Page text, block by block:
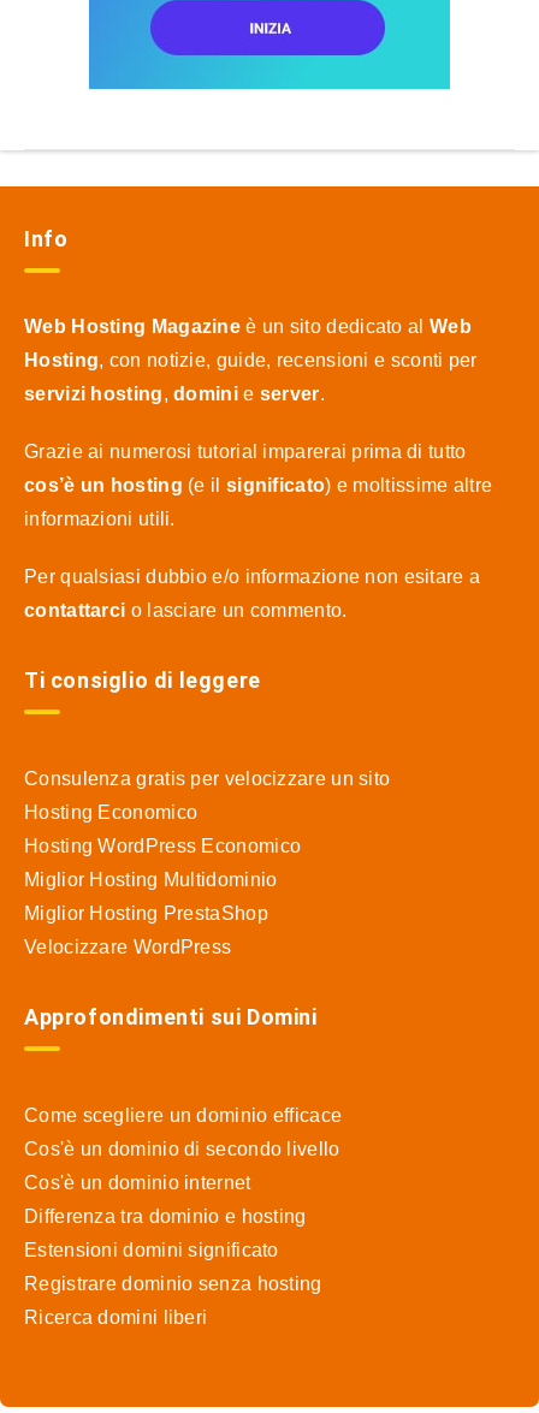
Info
Web Hosting Magazine è un sito dedicato al Web
Hosting, con notizie, guide, recensioni e sconti per
servizi hosting,dominie server.
Grazie ai numerosi tutorial imparerai prima di tutto
cos’è un hosting (e il significato) e moltissime altre
informazioni utili.
Per qualsiasi dubbio e/o informazione non esitare a
contattarci o lasciare un commento.
Ti consiglio di leggere
Consulenza gratis per velocizzare un sito
Hosting Economico
Hosting WordPress Economico
Miglior Hosting Multidominio
Miglior Hosting PrestaShop
Velocizzare WordPress
Approfondimenti sui Domini
Come scegliere un dominio efficace
Cos'è un dominio di secondo livello
Cos'è un dominio internet
Differenza tra dominio e hosting
Estensioni domini significato
Registrare dominio senza hosting
Ricerca domini liberi